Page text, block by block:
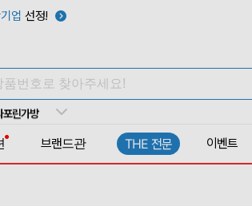
업 선정!
쿨러
포린가방
선풍기 브랜드관 THE 전문 이벤트